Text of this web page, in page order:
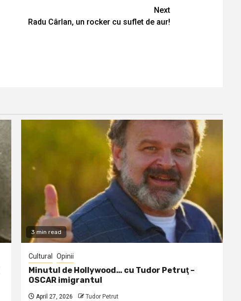
Next
Radu Cârlan, un rocker cu suflet de aur!
3 min read
Cultural Opinii
Minutul de Hollywood… cu Tudor Petruţ –
OSCAR imigrantul
April 27, 2026 Tudor Petrut